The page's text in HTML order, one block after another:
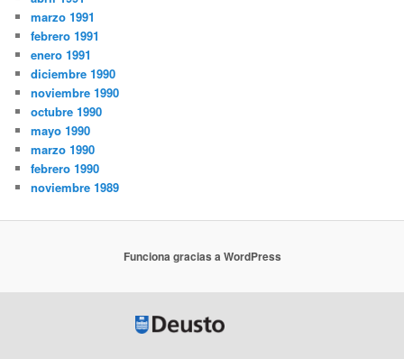
marzo 1991
febrero 1991
enero 1991
diciembre 1990
noviembre 1990
octubre 1990
mayo 1990
marzo 1990
febrero 1990
noviembre 1989
Funciona gracias a WordPress